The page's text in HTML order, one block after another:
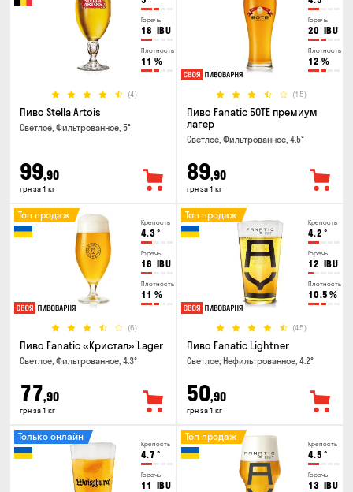
Горечь
18 IBU
Плотность
11 %
(4)
Пиво Stella Artois
Светлое, Фильтрованное, 5°
99,90
грн за 1 кг
Горечь
20 IBU
Плотность
12 %
(15)
Пиво Fanatic БОТЕ премиум
лагер
Светлое, Фильтрованное, 4.5°
89,90
грн за 1 кг
Крепость
4.3°
Горечь
16 IBU
Плотность
11 %
(6)
Топ продаж
Пиво Fanatic «Кристал» Lager
Светлое, Фильтрованное, 4.3°
77,90
грн за 1 кг
Крепость
4.2 °
Горечь
12 IBU
Плотность
10.5 %
(45)
Топ продаж
Пиво Fanatic Lightner
Светлое, Нефильтрованное, 4.2°
50,90
грн за 1 кг
Крепость
4.7 °
Горечь
11 IBU
Только онлайн
Крепость
4.5 °
Горечь
13 IBU
Топ продаж